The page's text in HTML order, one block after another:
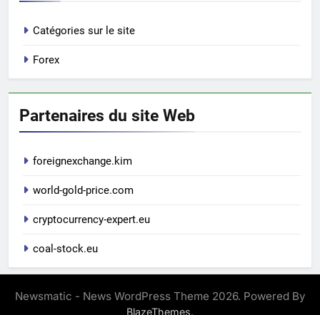
Catégories sur le site
Forex
Partenaires du site Web
foreignexchange.kim
world-gold-price.com
cryptocurrency-expert.eu
coal-stock.eu
Newsmatic - News WordPress Theme 2026. Powered By
BlazeThemes.